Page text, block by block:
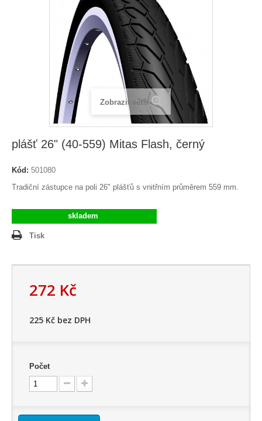
Zobrazit větší
plášť 26" (40-559) Mitas Flash, černý
Kód: 501080
Tradiční zástupce na poli 26" plášťů s vnitřním průměrem 559 mm.
skladem
Tisk
272 Kč
225 Kč bez DPH
Počet